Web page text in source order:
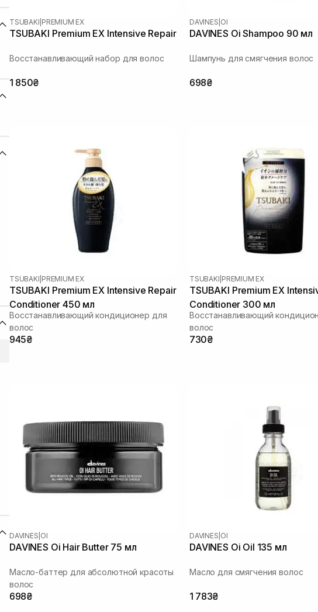
TSUBAKI PREMIUM EX
TSUBAKI Premium EX Intensive Repair
Восстанавливающий набор для волос
1 850₴
DAVINES OI
DAVINES Oi Shampoo 90 мл
Шампунь для смягчения волос
698₴
TSUBAKI PREMIUM EX
TSUBAKI Premium EX Intensive Repair
Conditioner 450 мл
Восстанавливающий кондиционер для
волос
945₴
TSUBAKI PREMIUM EX
TSUBAKI Premium EX
Conditioner 300 мл
Восстанавливающий
волос
730₴
DAVINES OI
DAVINES Oi Hair Butter 75 мл
Масло-баттер для абсолютной красоты
волос
698₴
DAVINES OI
DAVINES Oi Oil 135 мл
Масло для смягчения волос
1 783₴